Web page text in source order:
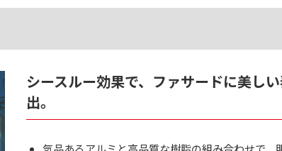
シースルー効果で、ファサードに美し
出。